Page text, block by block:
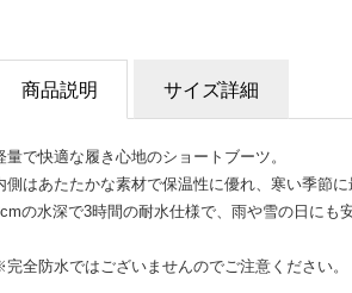
商品説明 サイズ詳細
量で快適な履き心地のショートブーツ。
側はあたたかな素材で保温性に優れ、寒い季節に
の水深で3時間の耐水仕様で、雨や雪の日にも
全防水ではございませんのでご注意ください。